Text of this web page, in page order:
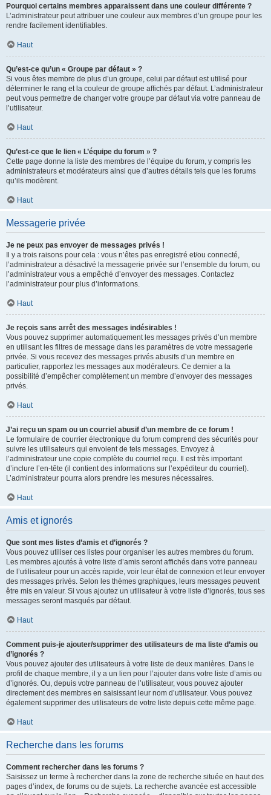
Pourquoi certains membres apparaissent dans une couleur différente ?
L’administrateur peut attribuer une couleur aux membres d’un groupe pour les
rendre facilement identifiables.
Haut
Qu’est-ce qu’un « Groupe par défaut » ?
Si vous êtes membre de plus d’un groupe, celui par défaut est utilisé pour
déterminer le rang et la couleur de groupe affichés par défaut. L’administrateur
peut vous permettre de changer votre groupe par défaut via votre panneau de
l’utilisateur.
Haut
Qu’est-ce que le lien « L’équipe du forum » ?
Cette page donne la liste des membres de l’équipe du forum, y compris les
administrateurs et modérateurs ainsi que d’autres détails tels que les forums
qu’ils modèrent.
Haut
Messagerie privée
Je ne peux pas envoyer de messages privés !
Il y a trois raisons pour cela : vous n’êtes pas enregistré et/ou connecté,
l’administrateur a désactivé la messagerie privée sur l’ensemble du forum, ou
l’administrateur vous a empêché d’envoyer des messages. Contactez
l’administrateur pour plus d’informations.
Haut
Je reçois sans arrêt des messages indésirables !
Vous pouvez supprimer automatiquement les messages privés d’un membre
en utilisant les filtres de message dans les paramètres de votre messagerie
privée. Si vous recevez des messages privés abusifs d’un membre en
particulier, rapportez les messages aux modérateurs. Ce dernier a la
possibilité d’empêcher complètement un membre d’envoyer des messages
privés.
Haut
J’ai reçu un spam ou un courriel abusif d’un membre de ce forum !
Le formulaire de courrier électronique du forum comprend des sécurités pour
suivre les utilisateurs qui envoient de tels messages. Envoyez à
l’administrateur une copie complète du courriel reçu. Il est très important
d’inclure l’en-tête (il contient des informations sur l’expéditeur du courriel).
L’administrateur pourra alors prendre les mesures nécessaires.
Haut
Amis et ignorés
Que sont mes listes d’amis et d’ignorés ?
Vous pouvez utiliser ces listes pour organiser les autres membres du forum.
Les membres ajoutés à votre liste d’amis seront affichés dans votre panneau
de l’utilisateur pour un accès rapide, voir leur état de connexion et leur envoyer
des messages privés. Selon les thèmes graphiques, leurs messages peuvent
être mis en valeur. Si vous ajoutez un utilisateur à votre liste d’ignorés, tous ses
messages seront masqués par défaut.
Haut
Comment puis-je ajouter/supprimer des utilisateurs de ma liste d’amis ou
d’ignorés ?
Vous pouvez ajouter des utilisateurs à votre liste de deux manières. Dans le
profil de chaque membre, il y a un lien pour l’ajouter dans votre liste d’amis ou
d’ignorés. Ou, depuis votre panneau de l’utilisateur, vous pouvez ajouter
directement des membres en saisissant leur nom d’utilisateur. Vous pouvez
également supprimer des utilisateurs de votre liste depuis cette même page.
Haut
Recherche dans les forums
Comment rechercher dans les forums ?
Saisissez un terme à rechercher dans la zone de recherche située en haut des
pages d’index, de forums ou de sujets. La recherche avancée est accessible